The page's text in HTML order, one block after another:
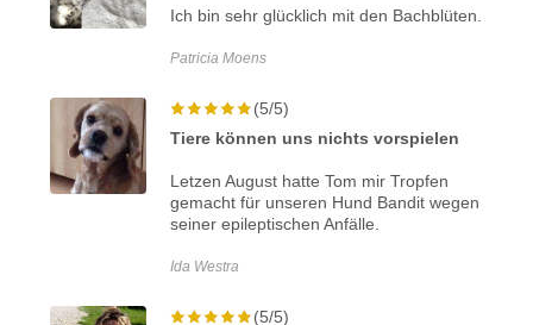
Ich bin sehr glücklich mit den Bachblüten.
Patricia Moens
(5/5)
Tiere können uns nichts vorspielen
Letzen August hatte Tom mir Tropfen
gemacht für unseren Hund Bandit wegen
seiner epileptischen Anfälle.
Ida Westra
(5/5)